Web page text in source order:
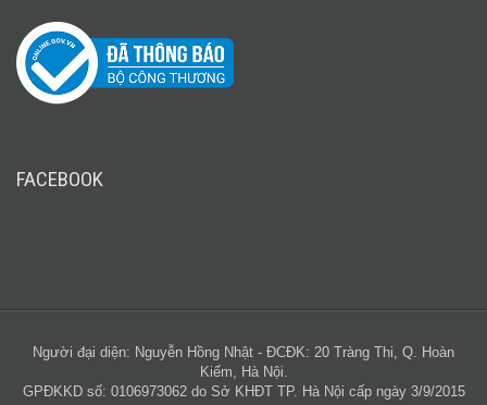
FACEBOOK
Người đại diện: Nguyễn Hồng Nhật - ĐCĐK: 20 Tràng Thi, Q. Hoàn
Kiếm, Hà Nội.
GPĐKKD số: 0106973062 do Sở KHĐT TP. Hà Nội cấp ngày 3/9/2015